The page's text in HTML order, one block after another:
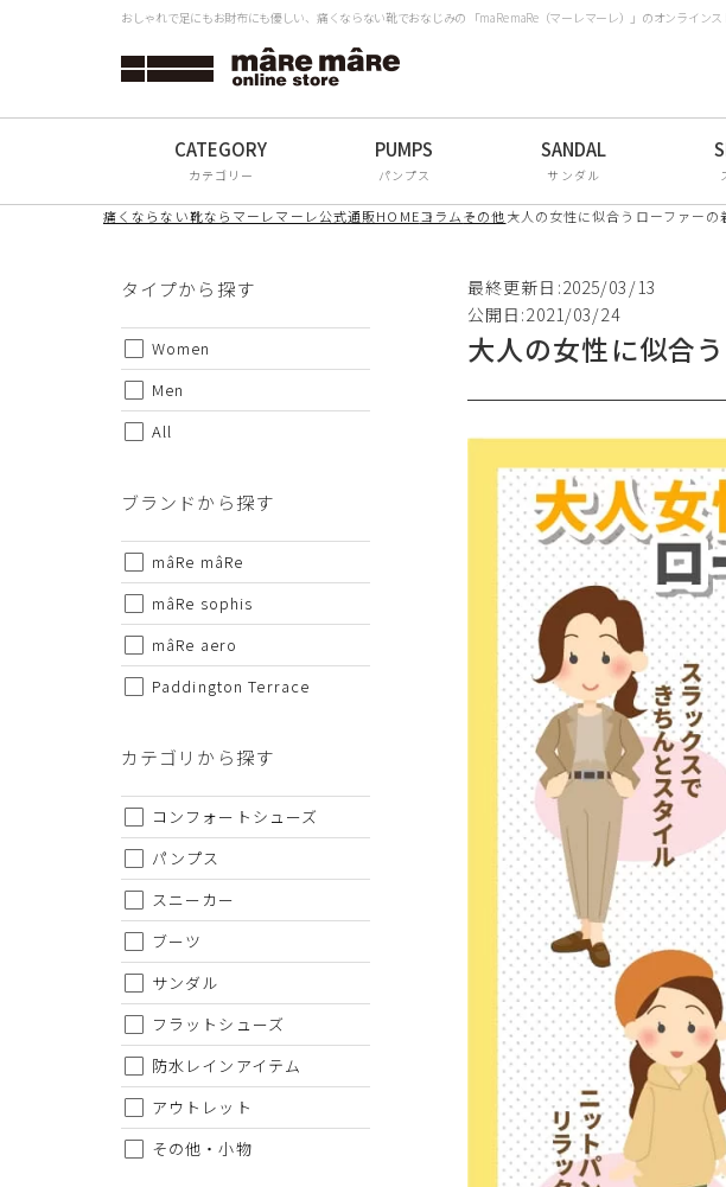
おしゃれで足にもお財布にも優しい、痛くならない靴でおなじみの 「maRe maRe（マーレマーレ）」のオンラインス
カテゴリー パンプス サンダル
痛くならない靴ならマーレマーレ公式通販HOMEコラムその他 大人の女性に似合うローファー
最終更新日:2025/03/13
公開日:2021/03/24
大人の女性に似合
タイプから探す
Women
Men
All
ブランドから探す
mâRe mâRe
mâRe sophis
mâRe aero
Paddington Terrace
カテゴリから探す
コンフォートシューズ
パンプス
スニーカー
ブーツ
サンダル
フラットシューズ
防水レインアイテム
アウトレット
その他・小物
タイプから探す
Women
All
ブランドから探す
コンフォートシュー
パンプス
スニーカー
サンダル
フラットシューズ
アウトレット
その他・小物
サイズから探す
22.5cm
23.5cm
24cm
24.5cm
26cm
26.5cm
ヒールの高さから探す
1㎝未満
1cm以上2cm未満
2cm以上3cm未満
3cm以上4cm未満
4cm以上5cm未満
5cm以上6cm未満
6cm以上7cm未満
7cm以上8cm未満
8cm以上